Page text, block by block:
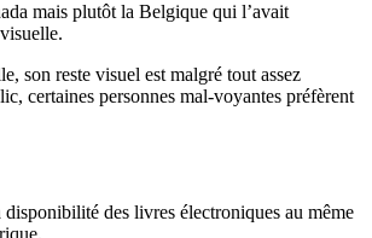
mais plutôt la Belgique qui l’avait
son reste visuel est malgré tout assez
certaines personnes mal-voyantes préfèrent
des livres électroniques au même